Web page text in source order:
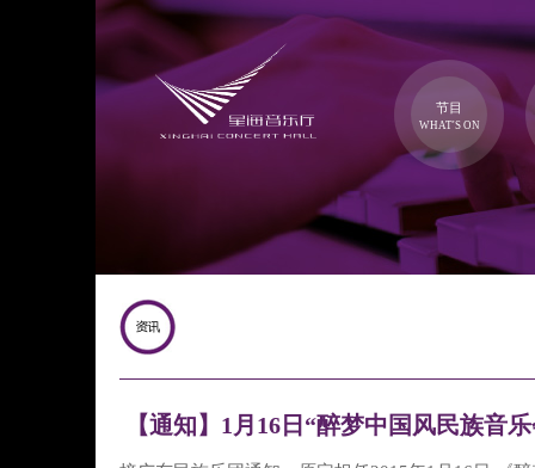
节目
WHAT'S ON
【通知】1月16日“醉梦中国风民族音